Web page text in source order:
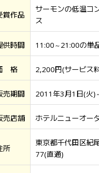
賞作品
サーモンの低温コ
ス
供時間 11:00～21:00の単
格 2,200円(サービス
売期間 2011年3月1日(火)
売店舗 ホテルニューオー
所
東京都千代田区紀
77(直通)